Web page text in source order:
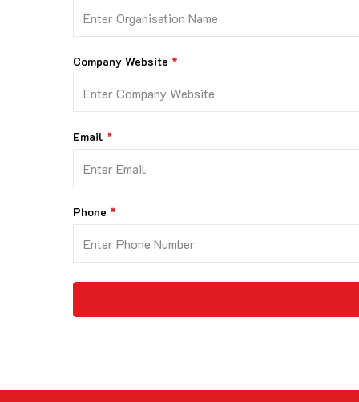
Company Website
Email
Phone